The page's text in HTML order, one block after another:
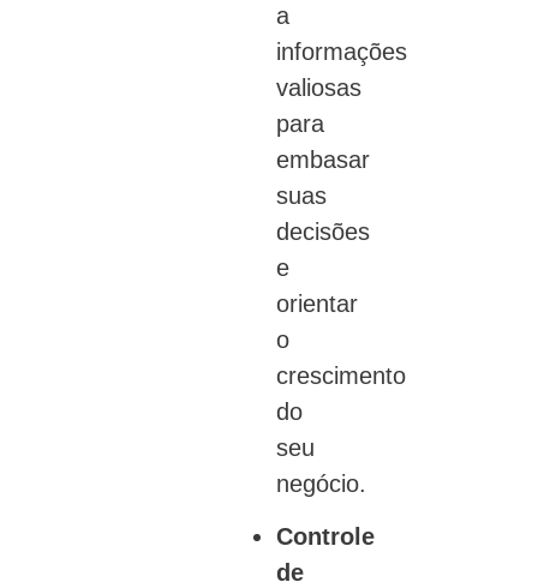
a
informações
valiosas
para
embasar
suas
decisões
e
orientar
o
crescimento
do
seu
negócio.
Controle
de